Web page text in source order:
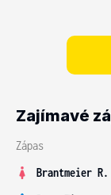
Zajímavé
Zápas
Brantmeier R.